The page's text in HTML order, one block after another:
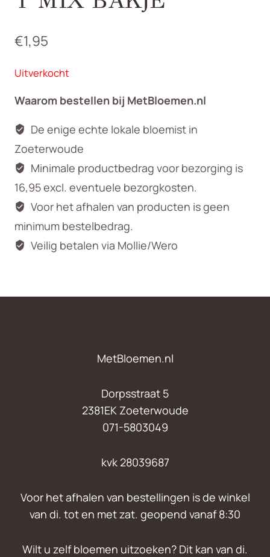
€1,95
Uitverkocht
Waarom bestellen bij MetBloemen.nl
De enige echte lokale bloemist in
Zoeterwoude
Minimale productbedrag voor bezorging is
16,95 excl. eventuele bezorgkosten.
Voor het afhalen van producten is geen
minimum bestelbedrag.
Veilig betalen via Mollie/Wero
MetBloemen.nl
Dorpsstraat 5
2381EK Zoeterwoude
071-5803049
kvk 28039687
Voor het afhalen van bestellingen is de winkel
van di. tot en met zat. geopend vanaf 8:30
Wilt u zelf bloemen uitzoeken? Dit kan van di.